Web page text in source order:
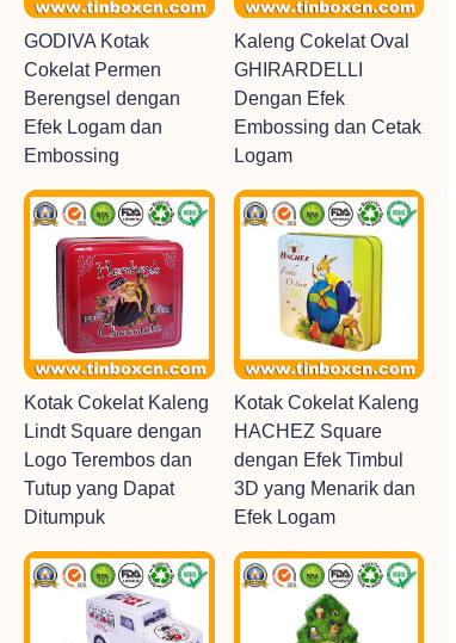
GODIVA Kotak
Cokelat Permen
Berengsel dengan
Efek Logam dan
Embossing
Kaleng Cokelat Oval
GHIRARDELLI
Dengan Efek
Embossing dan Cetak
Logam
Kotak Cokelat Kaleng
Lindt Square dengan
Logo Terembos dan
Tutup yang Dapat
Ditumpuk
Kotak Cokelat Kaleng
HACHEZ Square
dengan Efek Timbul
3D yang Menarik dan
Efek Logam